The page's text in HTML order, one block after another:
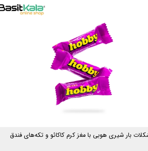
بار شیری هوبی با مغز کرم کاکائو و تکه‌های فندق